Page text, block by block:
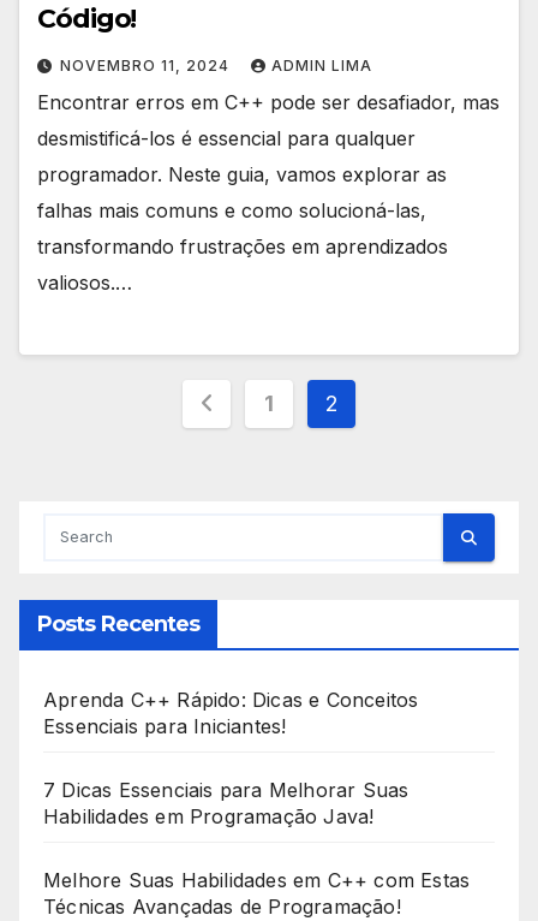
Código!
NOVEMBRO 11, 2024 ADMIN LIMA
Encontrar erros em C++ pode ser desafiador, mas
desmistificá-los é essencial para qualquer
programador. Neste guia, vamos explorar as
falhas mais comuns e como solucioná-las,
transformando frustrações em aprendizados
valiosos.…
Paginação
1 2
Posts Recentes
Aprenda C++ Rápido: Dicas e Conceitos
Essenciais para Iniciantes!
7 Dicas Essenciais para Melhorar Suas
Habilidades em Programação Java!
Melhore Suas Habilidades em C++ com Estas
Técnicas Avançadas de Programação!